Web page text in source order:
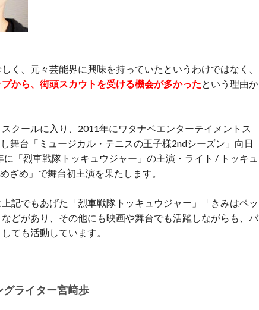
く、元々芸能界に興味を持っていたというわけではなく、
から、街頭スカウトを受ける機会が多かったという理由か
クールに入り、2011年にワタナベエンターテイメントス
舞台「ミュージカル・テニスの王子様2ndシーズン」向日
「烈車戦隊トッキュウジャー」の主演・ライト / トッキュ
ざめ」で舞台初主演を果たします。
記でもあげた「烈車戦隊トッキュウジャー」「きみはペッ
どがあり、その他にも映画や舞台でも活躍しながらも、バ
ても活動しています。
ライター宮﨑歩